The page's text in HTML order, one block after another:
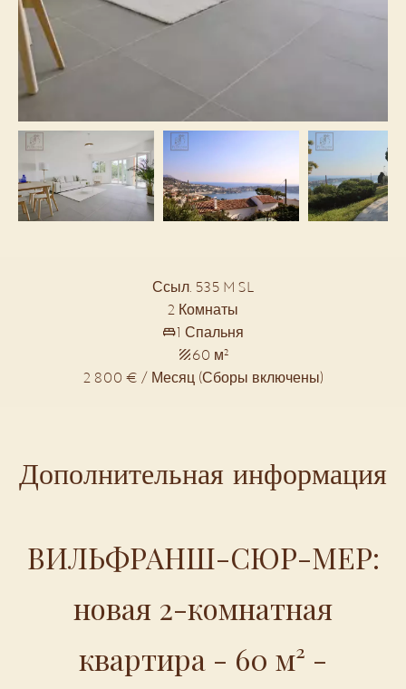
Ссыл. 535 M SL
2 Комнаты
1 Спальня
60 м²
2 800 € / Месяц (Сборы включены)
Дополнительная информация
ВИЛЬФРАНШ-СЮР-МЕР:
новая 2-комнатная
квартира - 60 м² -